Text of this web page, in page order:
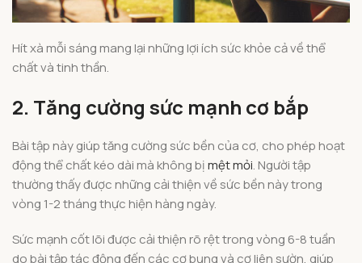
Hít xà mỗi sáng mang lại những lợi ích sức khỏe cả về thể
chất và tinh thần.
2. Tăng cường sức mạnh cơ bắp
Bài tập này giúp tăng cường sức bền của cơ, cho phép hoạt
động thể chất kéo dài mà không bịmệt mỏi. Người tập
thường thấy được những cải thiện về sức bền này trong
vòng 1-2 tháng thực hiện hàng ngày.
Sức mạnh cốt lõi được cải thiện rõ rệt trong vòng 6-8 tuần
do bài tập tác động đến các cơ bụng và cơ liên sườn, giúp